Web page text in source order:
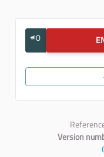
0
Version